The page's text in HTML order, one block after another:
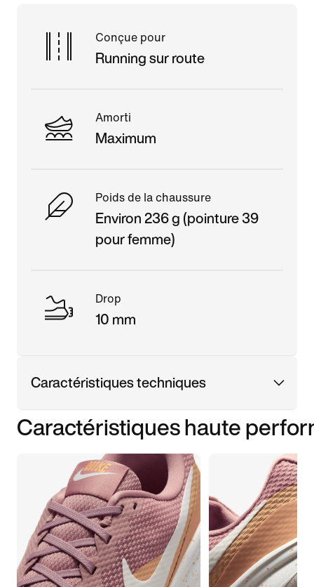
Conçue pour
Running sur route
Amorti
Maximum
Poids de la chaussure
Environ 236 g (pointure 39
pour femme)
Drop
10 mm
Caractéristiques techniques
Caractéristiques haute